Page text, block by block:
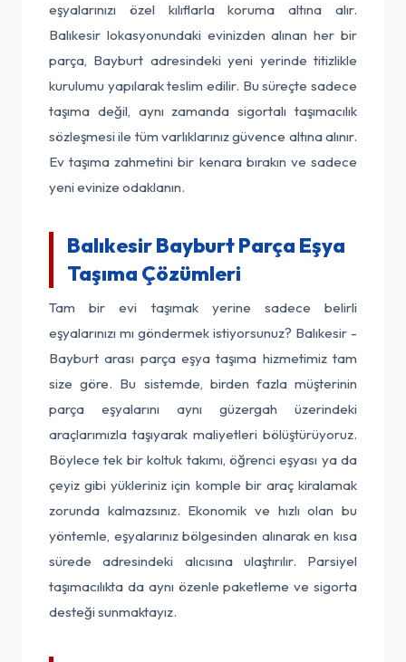
eşyalarınızı özel kılıflarla koruma altına alır.
Balıkesir lokasyonundaki evinizden alınan her bir
parça, Bayburt adresindeki yeni yerinde titizlikle
kurulumu yapılarak teslim edilir. Bu süreçte sadece
taşıma değil, aynı zamanda sigortalı taşımacılık
sözleşmesi ile tüm varlıklarınız güvence altına alınır.
Ev taşıma zahmetini bir kenara bırakın ve sadece
yeni evinize odaklanın.
Balıkesir Bayburt Parça Eşya
Taşıma Çözümleri
Tam bir evi taşımak yerine sadece belirli
eşyalarınızı mı göndermek istiyorsunuz? Balıkesir -
Bayburt arası parça eşya taşıma hizmetimiz tam
size göre. Bu sistemde, birden fazla müşterinin
parça eşyalarını aynı güzergah üzerindeki
araçlarımızla taşıyarak maliyetleri bölüştürüyoruz.
Böylece tek bir koltuk takımı, öğrenci eşyası ya da
çeyiz gibi yükleriniz için komple bir araç kiralamak
zorunda kalmazsınız. Ekonomik ve hızlı olan bu
yöntemle, eşyalarınız bölgesinden alınarak en kısa
sürede adresindeki alıcısına ulaştırılır. Parsiyel
taşımacılıkta da aynı özenle paketleme ve sigorta
desteği sunmaktayız.